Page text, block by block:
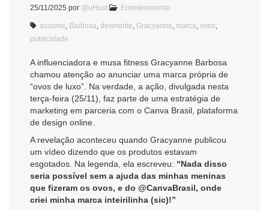
25/11/2025 por @uHost Entretenimento
assume Barbosa desmente Gracyanne marca ovos
publicidade
A influenciadora e musa fitness Gracyanne Barbosa
chamou atenção ao anunciar uma marca própria de
“ovos de luxo”. Na verdade, a ação, divulgada nesta
terça-feira (25/11), faz parte de uma estratégia de
marketing em parceria com o Canva Brasil, plataforma
de design online.
A revelação aconteceu quando Gracyanne publicou
um vídeo dizendo que os produtos estavam
esgotados. Na legenda, ela escreveu: “Nada disso
seria possível sem a ajuda das minhas meninas
que fizeram os ovos, e do @CanvaBrasil, onde
criei minha marca inteirilinha (sic)!”